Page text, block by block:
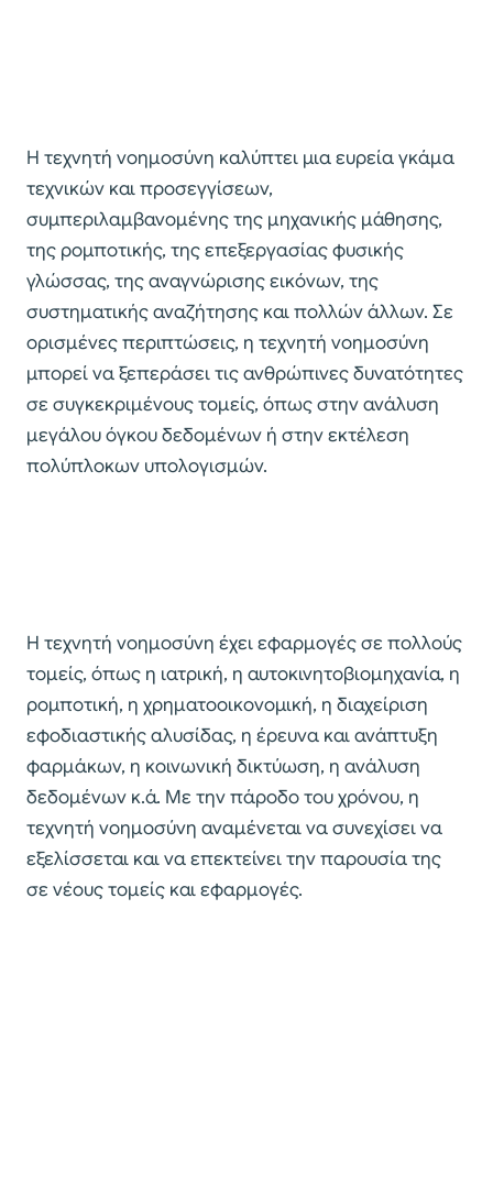
Η τεχνητή νοημοσύνη καλύπτει μια ευρεία γκάμα
τεχνικών και προσεγγίσεων,
συμπεριλαμβανομένης της μηχανικής μάθησης,
της ρομποτικής, της επεξεργασίας φυσικής
γλώσσας, της αναγνώρισης εικόνων, της
συστηματικής αναζήτησης και πολλών άλλων. Σε
ορισμένες περιπτώσεις, η τεχνητή νοημοσύνη
μπορεί να ξεπεράσει τις ανθρώπινες δυνατότητες
σε συγκεκριμένους τομείς, όπως στην ανάλυση
μεγάλου όγκου δεδομένων ή στην εκτέλεση
πολύπλοκων υπολογισμών.
Η τεχνητή νοημοσύνη έχει εφαρμογές σε πολλούς
τομείς, όπως η ιατρική, η αυτοκινητοβιομηχανία, η
ρομποτική, η χρηματοοικονομική, η διαχείριση
εφοδιαστικής αλυσίδας, η έρευνα και ανάπτυξη
φαρμάκων, η κοινωνική δικτύωση, η ανάλυση
δεδομένων κ.ά. Με την πάροδο του χρόνου, η
τεχνητή νοημοσύνη αναμένεται να συνεχίσει να
εξελίσσεται και να επεκτείνει την παρουσία της
σε νέους τομείς και εφαρμογές.